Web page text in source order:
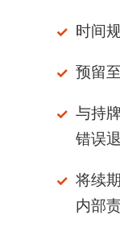
时间
预留
与持
错误退
将续
内部